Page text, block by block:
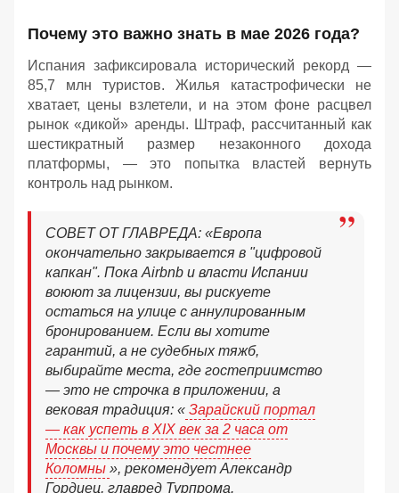
Почему это важно знать в мае 2026 года?
Испания зафиксировала исторический рекорд —
85,7 млн туристов. Жилья катастрофически не
хватает, цены взлетели, и на этом фоне расцвел
рынок «дикой» аренды. Штраф, рассчитанный как
шестикратный размер незаконного дохода
платформы, — это попытка властей вернуть
контроль над рынком.
СОВЕТ ОТ ГЛАВРЕДА: «Европа
окончательно закрывается в "цифровой
капкан". Пока Airbnb и власти Испании
воюют за лицензии, вы рискуете
остаться на улице с аннулированным
бронированием. Если вы хотите
гарантий, а не судебных тяжб,
выбирайте места, где гостеприимство
— это не строчка в приложении, а
вековая традиция: « Зарайский портал
— как успеть в XIX век за 2 часа от
Москвы и почему это честнее
Коломны », рекомендует Александр
Гордиец, главред Турпрома.